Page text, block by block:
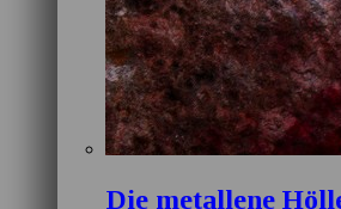
Die metallene